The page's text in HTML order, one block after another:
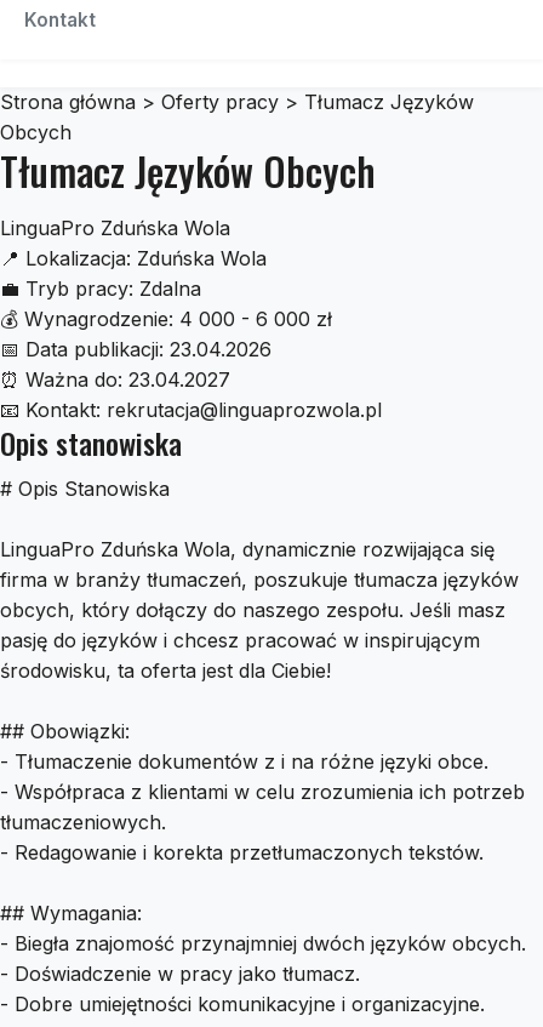
Czescidoauta
Kontakt
Strona główna > Oferty pracy > Tłumacz Języków
Obcych
Tłumacz Języków Obcych
LinguaPro Zduńska Wola
📍 Lokalizacja: Zduńska Wola
💼 Tryb pracy: Zdalna
💰 Wynagrodzenie: 4 000 - 6 000 zł
📅 Data publikacji: 23.04.2026
⏰ Ważna do: 23.04.2027
📧 Kontakt: rekrutacja@linguaprozwola.pl
Opis stanowiska
# Opis Stanowiska
LinguaPro Zduńska Wola, dynamicznie rozwijająca się
firma w branży tłumaczeń, poszukuje tłumacza języków
obcych, który dołączy do naszego zespołu. Jeśli masz
pasję do języków i chcesz pracować w inspirującym
środowisku, ta oferta jest dla Ciebie!
## Obowiązki:
- Tłumaczenie dokumentów z i na różne języki obce.
- Współpraca z klientami w celu zrozumienia ich potrzeb
tłumaczeniowych.
- Redagowanie i korekta przetłumaczonych tekstów.
## Wymagania:
- Biegła znajomość przynajmniej dwóch języków obcych.
- Doświadczenie w pracy jako tłumacz.
- Dobre umiejętności komunikacyjne i organizacyjne.